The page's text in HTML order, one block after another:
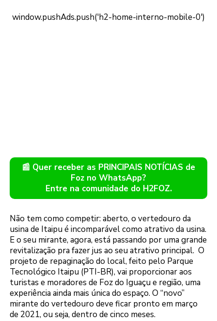
📰 Quer receber as PRINCIPAIS NOTÍCIAS de
Foz no WhatsApp?
Entre na comunidade do H2FOZ.
Não tem como competir: aberto, o vertedouro da
usina de Itaipu é incomparável como atrativo da usina.
E o seu mirante, agora, está passando por uma grande
revitalização pra fazer jus ao seu atrativo principal. O
projeto de repaginação do local, feito pelo Parque
Tecnológico Itaipu (PTI-BR), vai proporcionar aos
turistas e moradores de Foz do Iguaçu e região, uma
experiência ainda mais única do espaço. O “novo”
mirante do vertedouro deve ficar pronto em março
de 2021, ou seja, dentro de cinco meses.